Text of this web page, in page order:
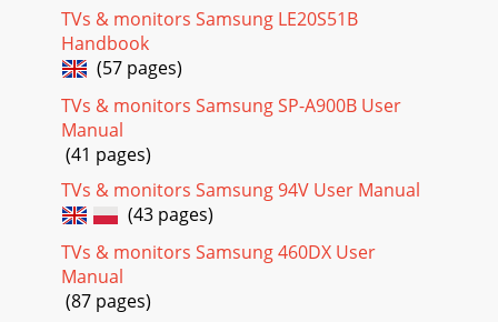
Page 45
Satura rādītājsSatura rādītājs567 Key Repeat Time67
Elementa Key Repeat Time konfigurēšana68 Source
Detection68 Funkcijas Source Detection konfigurēša
Page 46
V-PositionH-Position: Pārvietojiet ekrānu uz labo vai kreiso
pusi.V-Position: Pārvietojiet
Page 47
51Ekrāna iestatīšana33 Ekrāna iestatīšana3.10
CoarsePielāgojiet ekrāna frekvenci. Šī funkcija ir pieejama
TVs & monitors Samsung LE20S51B
Handbook
(57 pages)
TVs & monitors Samsung SP-A900B User
Manual
(41 pages)
TVs & monitors Samsung 94V User Manual
(43 pages)
TVs & monitors Samsung 460DX User
Manual
(87 pages)